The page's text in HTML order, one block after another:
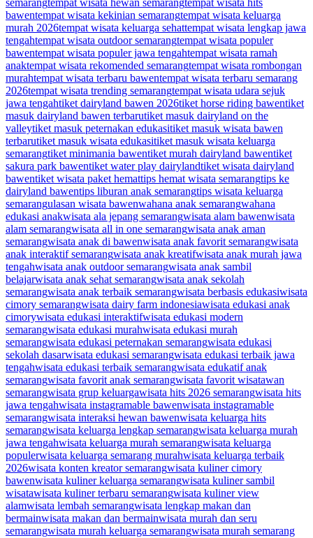
bawentempat wisata kekinian semarangtempat wisata keluarga
murah 2026tempat wisata keluarga sehattempat wisata lengkap jawa
tengahtempat wisata outdoor semarangtempat wisata populer
bawentempat wisata populer jawa tengahtempat wisata ramah
anaktempat wisata rekomended semarangtempat wisata rombongan
murahtempat wisata terbaru bawentempat wisata terbaru semarang
2026tempat wisata trending semarangtempat wisata udara sejuk
jawa tengahtiket dairyland bawen 2026tiket horse riding bawentiket
masuk dairyland bawen terbarutiket masuk dairyland on the
valleytiket masuk peternakan edukasitiket masuk wisata bawen
terbarutiket masuk wisata edukasitiket masuk wisata keluarga
semarangtiket minimania bawentiket murah dairyland bawentiket
sakura park bawentiket water play dairylandtiket wisata dairyland
bawentiket wisata paket hemattips hemat wisata semarangtips ke
dairyland bawentips liburan anak semarangtips wisata keluarga
semarangulasan wisata bawenwahana anak semarangwahana
edukasi anakwisata ala jepang semarangwisata alam bawenwisata
alam semarangwisata all in one semarangwisata anak aman
semarangwisata anak di bawenwisata anak favorit semarangwisata
anak interaktif semarangwisata anak kreatifwisata anak murah jawa
tengahwisata anak outdoor semarangwisata anak sambil
belajarwisata anak sehat semarangwisata anak sekolah
semarangwisata anak terbaik semarangwisata berbasis edukasiwisata
cimory semarangwisata dairy farm indonesiawisata edukasi anak
cimorywisata edukasi interaktifwisata edukasi modern
semarangwisata edukasi murahwisata edukasi murah
semarangwisata edukasi peternakan semarangwisata edukasi
sekolah dasarwisata edukasi semarangwisata edukasi terbaik jawa
tengahwisata edukasi terbaik semarangwisata edukatif anak
semarangwisata favorit anak semarangwisata favorit wisatawan
semarangwisata grup keluargawisata hits 2026 semarangwisata hits
jawa tengahwisata instagramable bawenwisata instagramable
semarangwisata interaksi hewan bawenwisata keluarga hits
semarangwisata keluarga lengkap semarangwisata keluarga murah
jawa tengahwisata keluarga murah semarangwisata keluarga
populerwisata keluarga semarang murahwisata keluarga terbaik
2026wisata konten kreator semarangwisata kuliner cimory
bawenwisata kuliner keluarga semarangwisata kuliner sambil
wisatawisata kuliner terbaru semarangwisata kuliner view
alamwisata lembah semarangwisata lengkap makan dan
bermainwisata makan dan bermainwisata murah dan seru
semarangwisata murah keluarga semarangwisata murah semarang